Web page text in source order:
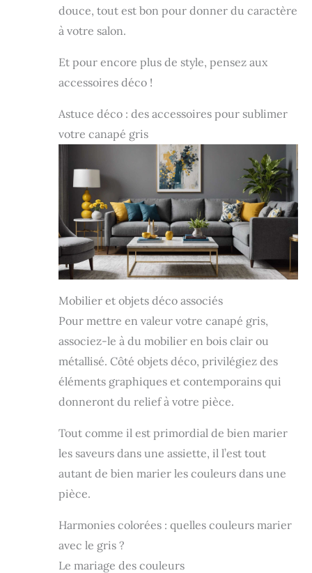
douce, tout est bon pour donner du caractère
à votre salon.
Et pour encore plus de style, pensez aux
accessoires déco !
Astuce déco : des accessoires pour sublimer
votre canapé gris
Mobilier et objets déco associés
Pour mettre en valeur votre canapé gris,
associez-le à du mobilier en bois clair ou
métallisé. Côté objets déco, privilégiez des
éléments graphiques et contemporains qui
donneront du relief à votre pièce.
Tout comme il est primordial de bien marier
les saveurs dans une assiette, il l’est tout
autant de bien marier les couleurs dans une
pièce.
Harmonies colorées : quelles couleurs marier
avec le gris ?
Le mariage des couleurs